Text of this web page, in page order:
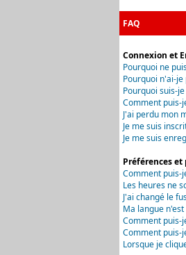
FAQ
Connexion et
Pourquoi ne
Pourquoi n'ai-
Pourquoi suis-
Comment puis-
J'ai perdu mon
Je me suis
Je me suis
Préférences
Comment puis-
Les heures ne
J'ai changé le
Ma langue
Comment puis-
Comment puis-
Lorsque je